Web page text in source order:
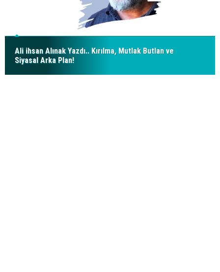
Ali ihsan Alınak Yazdı.. Kırılma, Mutlak Butlan ve
Siyasal Arka Plan!